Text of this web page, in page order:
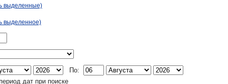
выделенные)
выделенное)
По:
дат при поиске